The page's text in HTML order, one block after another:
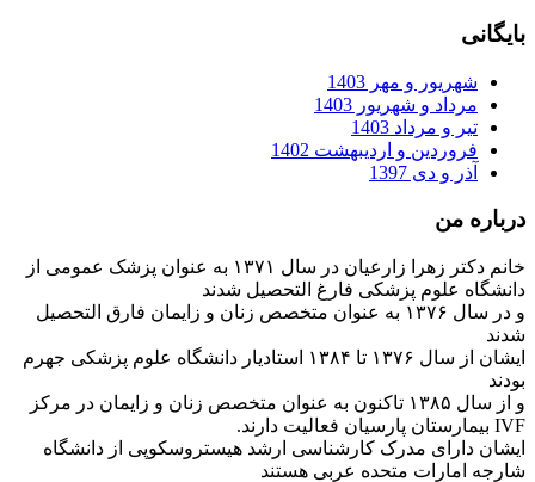
بایگانی
شهریور و مهر 1403
مرداد و شهریور 1403
تیر و مرداد 1403
فروردین و اردیبهشت 1402
آذر و دی 1397
درباره من
خانم دکتر زهرا زارعیان در سال ۱۳۷۱ به عنوان پزشک عمومی از
دانشگاه علوم پزشکی فارغ التحصیل شدند
و در سال ۱۳۷۶ به عنوان متخصص زنان و زایمان فارق التحصیل
شدند
ایشان از سال ۱۳۷۶ تا ۱۳۸۴ استادیار دانشگاه علوم پزشکی جهرم
بودند
و از سال ۱۳۸۵ تاکنون به عنوان متخصص زنان و زایمان در مرکز
IVF بیمارستان پارسیان فعالیت دارند.
ایشان دارای مدرک کارشناسی ارشد هیستروسکوپی از دانشگاه
شارجه امارات متحده عربی هستند